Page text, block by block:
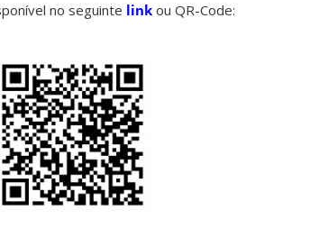
no seguinte link ou QR-Code: